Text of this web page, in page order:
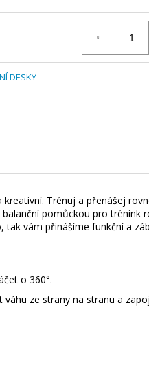
DESKY
Trénuj a přenášej
pomůckou pro trénink
vám přinášíme funkční a
o 360°.
ze strany na stranu a